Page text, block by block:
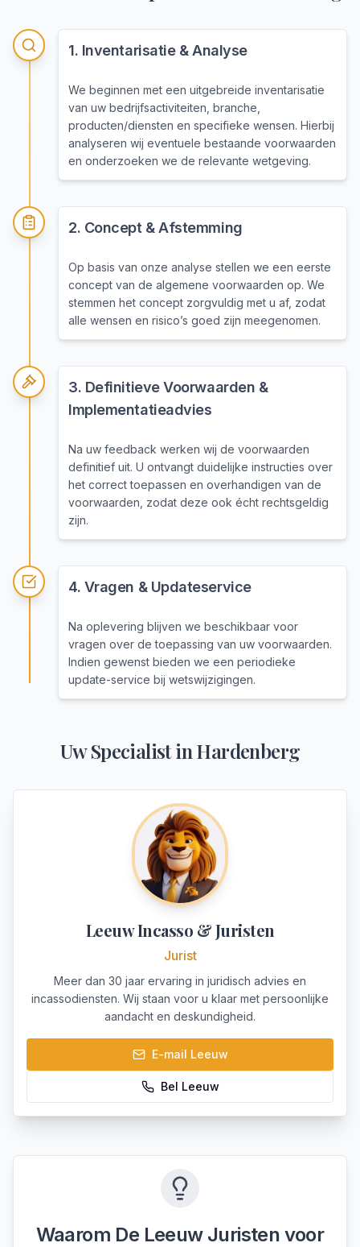
1. Inventarisatie & Analyse
We beginnen met een uitgebreide inventarisatie
van uw bedrijfsactiviteiten, branche,
producten/diensten en specifieke wensen. Hierbij
analyseren wij eventuele bestaande voorwaarden
en onderzoeken we de relevante wetgeving.
2. Concept & Afstemming
Op basis van onze analyse stellen we een eerste
concept van de algemene voorwaarden op. We
stemmen het concept zorgvuldig met u af, zodat
alle wensen en risico’s goed zijn meegenomen.
3. Definitieve Voorwaarden &
Implementatieadvies
Na uw feedback werken wij de voorwaarden
definitief uit. U ontvangt duidelijke instructies over
het correct toepassen en overhandigen van de
voorwaarden, zodat deze ook écht rechtsgeldig
zijn.
4. Vragen & Updateservice
Na oplevering blijven we beschikbaar voor
vragen over de toepassing van uw voorwaarden.
Indien gewenst bieden we een periodieke
update-service bij wetswijzigingen.
Uw Specialist inHardenberg
Leeuw Incasso & Juristen
Jurist
Meer dan 30 jaar ervaring in juridisch advies en
incassodiensten. Wij staan voor u klaar met persoonlijke
aandacht en deskundigheid.
E-mail Leeuw
Bel Leeuw
Waarom De Leeuw Juristen voor